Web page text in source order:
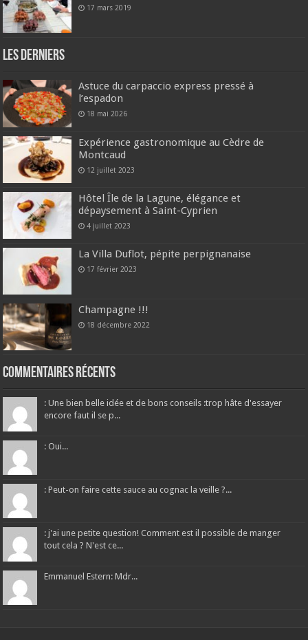
17 mars 2019
Les derniers
Astuce du carpaccio express pressé à
l’espadon
18 mai 2026
Expérience gastronomique au Cèdre de
Montcaud
12 juillet 2023
Hôtel Île de la Lagune, élégance et
dépaysement à Saint-Cyprien
4 juillet 2023
La Villa Duflot, pépite perpignanaise
17 février 2023
Champagne !!!
18 décembre 2022
Commentaires récents
: Une bien belle idée et de bons conseils :trop hâte d'essayer
encore faut il se p...
: Oui...
: Peut-on faire cette sauce au cognac la veille ?...
: j'ai une petite question! Comment est il possible de manger
tout cela ? N'est ce...
Emmanuel Estern: Mdr...